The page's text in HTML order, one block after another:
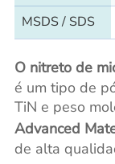
MSDS / SDS
O nitreto de
é um tipo de
TiN e peso
Advanced
de alta